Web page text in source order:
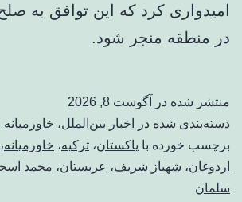
امیدواری کرد که این توافق به
در منطقه منجر شود.
منتشر شده در
آگوست 8, 2026
دسته‌بندی شده در
اخبار بین‌الملل، خاورمیانه
برچسب خورده با پاکستان، ترکیه، خاورمیانه،
اردوغان، شهباز شریف، عربستان، محمد
سلمان